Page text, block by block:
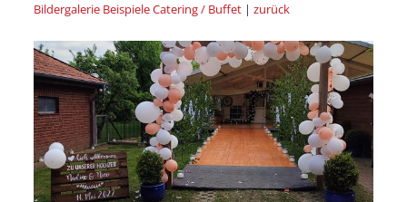
Bildergalerie Beispiele Catering / Buffet| zurück